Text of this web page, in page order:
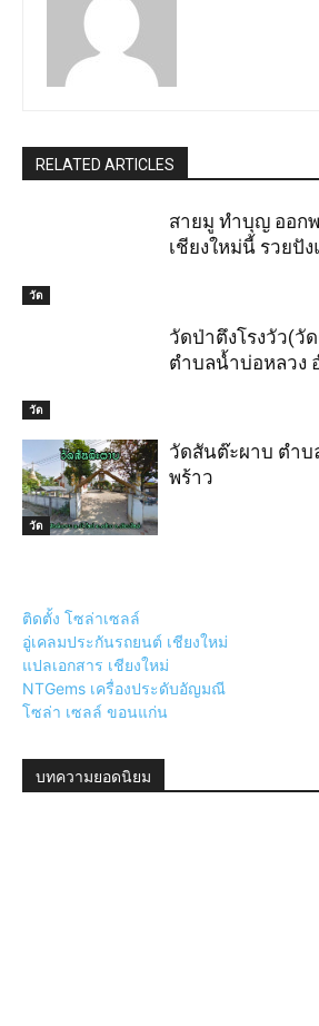
RELATED ARTICLES
วัด
สายมู ทำบุญ ออก
เชียงใหม่นี้ รวยปั
วัด
วัดป่าตึงโรงวัว(วั
ตำบลน้ำบ่อหลวง
วัด
วัดสันต๊ะผาบ ตำบ
พร้าว
ติดตั้ง โซล่าเซลล์
อู่เคลมประกันรถยนต์ เชียงใหม่
แปลเอกสาร เชียงใหม่
NTGems เครื่องประดับอัญมณี
โซล่า เซลล์ ขอนแก่น
บทความยอดนิยม